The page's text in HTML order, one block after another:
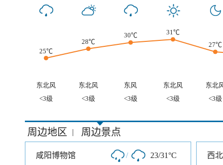
25℃
28℃
30℃
31℃
27℃
东北风 东北风 东风 东北风
东北
<3级
<3级 <3级 <3级 <3级
周边地区 | 周边景点
咸阳博物馆 / 23/31°C